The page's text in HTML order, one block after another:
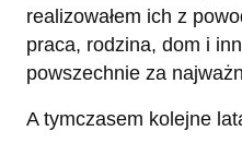
realizowałem ich z
praca, rodzina, dom i
powszechnie za
A tymczasem kolejne